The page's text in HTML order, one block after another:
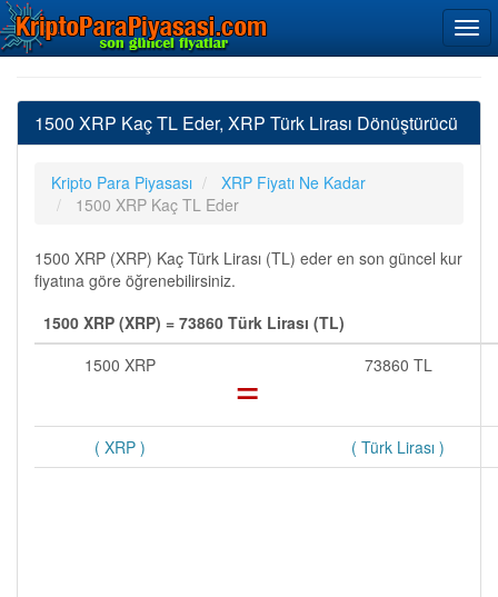
1500 XRP Kaç TL Eder, XRP Türk Lirası Dönüştürücü
Kripto Para Piyasası
XRP Fiyatı Ne Kadar
1500 XRP Kaç TL Eder
1500 XRP (XRP) Kaç Türk Lirası (TL) eder en son güncel kur
fiyatına göre öğrenebilirsiniz.
1500 XRP (XRP) = 73860 Türk Lirası (TL)
1500 XRP
= 73860 TL
( XRP ) ( Türk Lirası )